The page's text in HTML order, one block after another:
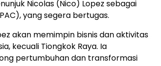
Nicolas (Nico) Lopez sebagai
yang segera bertugas.
akan memimpin bisnis dan aktivitas
kecuali Tiongkok Raya. Ia
pertumbuhan dan transformasi